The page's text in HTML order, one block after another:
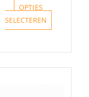
OPTIES
SELECTEREN